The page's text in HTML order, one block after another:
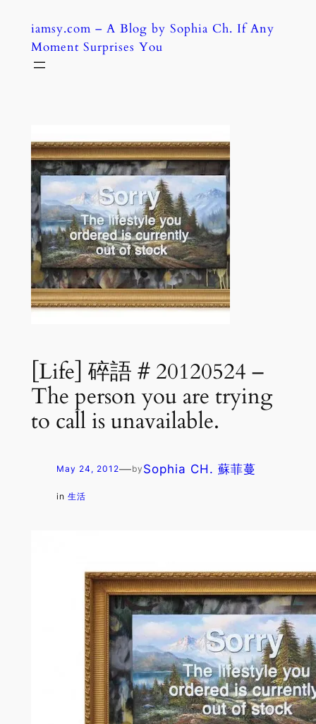
content
iamsy.com – A Blog by Sophia Ch. If Any
Moment Surprises You
[Life] 碎語 # 20120524 –
The person you are trying
to call is unavailable.
May 24, 2012—by Sophia CH. 蘇菲蔓
in 生活